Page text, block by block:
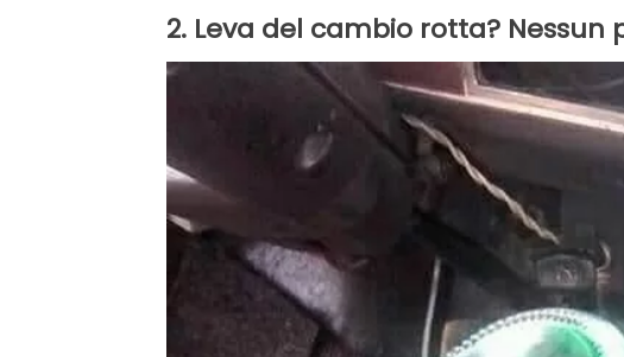
2. Leva del cambio rotta? Nessun